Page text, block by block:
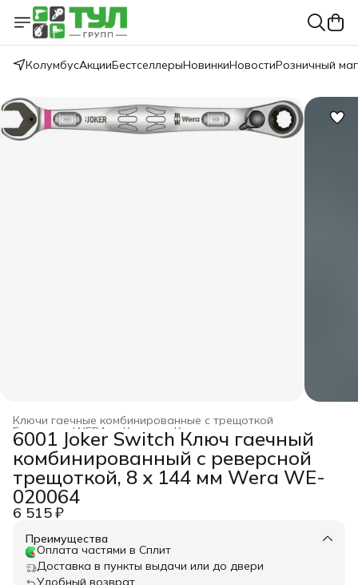
КолумбусАкцииБестселлерыНовинкиНовостиРозничный
Ключи гаечные комбинированные с трещоткой
Ключи гаечные
Ключи ›
WERA ›
Главная ›
6001 Joker Switch Ключ гаечный
комбинированный с реверсной
трещоткой, 8 x 144 мм Wera WE-
020064
6 515 ₽
Преимущества
Оплата частями в Сплит
Доставка в пункты выдачи или до двери
Удобный возврат